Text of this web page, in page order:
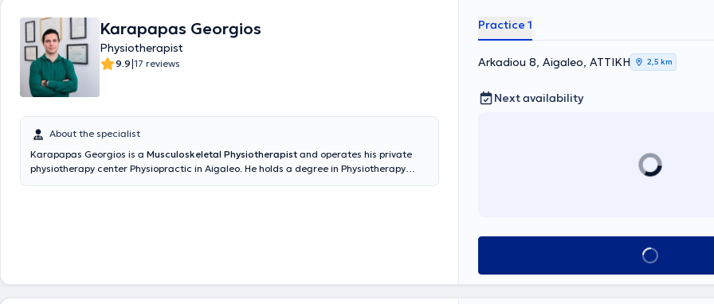
approach and the McKenzie method.
Karapapas Georgios
Physiotherapist
9.9|17 reviews
About the specialist
Karapapas Georgios is a Musculoskeletal Physiotherapist and operates his private
physiotherapy center Physiopractic in Aigaleo. He holds a degree in Physiotherapy
individualized patient care, while the philosophy governing the center's operation is
the provision of high-quality healthcare services aimed at the prompt rehabilitation of
Practice 1
Arkadiou 8, Aigaleo, ΑΤΤΙΚΗ 2,5 km
Next availability
Book appointment